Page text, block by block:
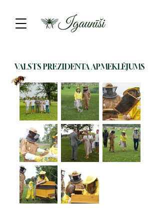
VALSTS PREZIDENTA APMEKLĒJUMS